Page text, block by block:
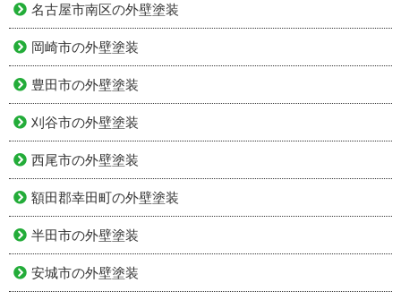
名古屋市南区の外壁塗装
岡崎市の外壁塗装
豊田市の外壁塗装
刈谷市の外壁塗装
西尾市の外壁塗装
額田郡幸田町の外壁塗装
半田市の外壁塗装
安城市の外壁塗装